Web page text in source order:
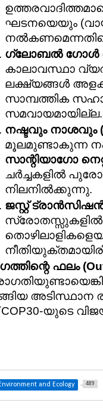
ഘടനയെയും
ഗ്ലോബൽ ഗോൾ ഓൺ
കാലാവസ്ഥാ
ലക്ഷ്യങ്ങൾ
സാമ്പത്തിക
സമവായമായില്ല.
നഷ്ടവും നാശവും
ചർച്ചകളിൽ
നിലനിൽക്കുന്നു.
ജസ്റ്റ് ട്രാൻസിഷൻ
സ്രോതസ്സുകളിൽ
ഫലം
അടിസ്ഥാന
യുടെ
Environment and Ecology 489